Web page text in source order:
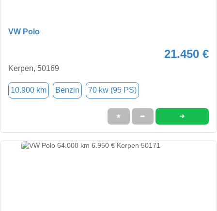
VW Polo
21.450 €
Kerpen, 50169
10.900 km Benzin 70 kw (95 PS)
★ ➦ ➜